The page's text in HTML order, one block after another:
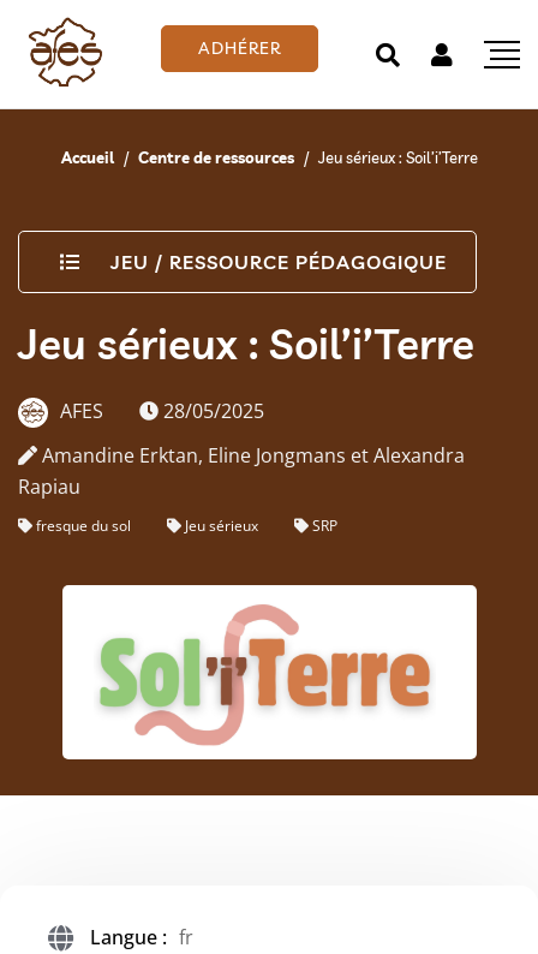
ADHÉRER
Accueil Centre de ressources Jeu sérieux : Soil’i’Terre
JEU / RESSOURCE PÉDAGOGIQUE
Jeu sérieux : Soil’i’Terre
AFES
28/05/2025
Amandine Erktan, Eline Jongmans et Alexandra
Rapiau
fresque du sol Jeu sérieux SRP
Langue : fr